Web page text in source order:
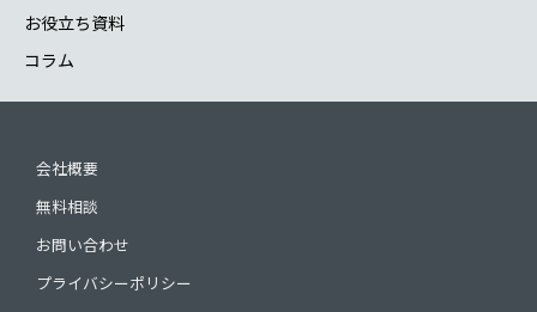
お役立ち資料
コラム
会社概要
無料相談
お問い合わせ
プライバシーポリシー